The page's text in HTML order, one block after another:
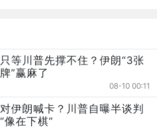
只等川普先撑不住？伊朗“3张
牌”赢麻了
08-10 00:11
对伊朗喊卡？川普自曝半谈判
“像在下棋”